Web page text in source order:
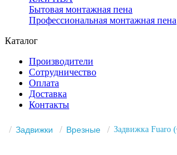
Бытовая монтажная пена
Профессиональная монтажная пена
Каталог
Производители
Сотрудничество
Оплата
Доставка
Контакты
Задвижки Врезные Задвижка Fuaro